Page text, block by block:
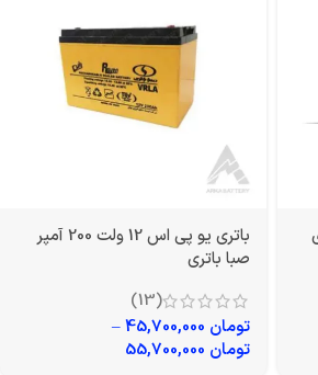
باتری یو پی اس 12 ولت 200 آمپر
صبا باتری
(13)
تومان
–
تومان